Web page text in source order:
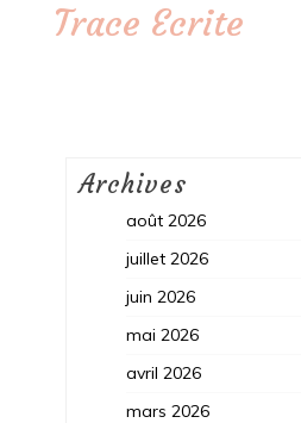
Trace Ecrite
Archives
août 2026
juillet 2026
juin 2026
mai 2026
avril 2026
mars 2026